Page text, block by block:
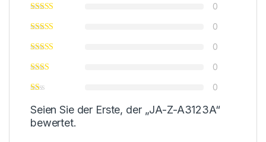
0
0
0
0
0
Seien Sie der Erste, der „JA-Z-A3123A“
bewertet.